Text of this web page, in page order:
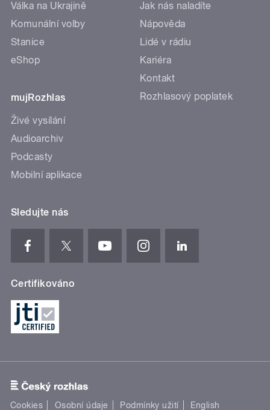
Válka na Ukrajině
Komunální volby
Stanice
eShop
mujRozhlas
Živé vysílání
Audioarchiv
Podcasty
Mobilní aplikace
Jak nás naladíte
Nápověda
Lidé v rádiu
Kariéra
Kontakt
Rozhlasový poplatek
Sledujte nás
Certifikováno
Cookies Osobní údaje Podmínky užití English